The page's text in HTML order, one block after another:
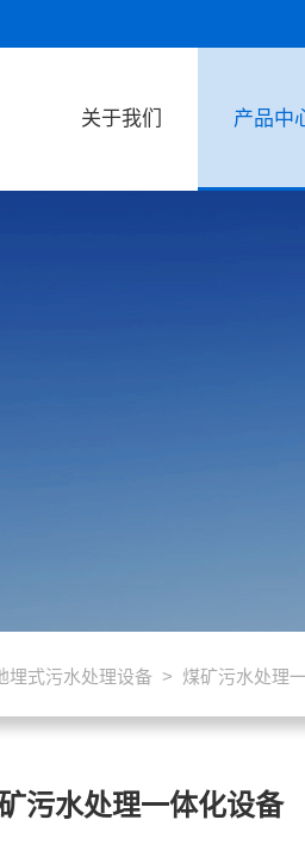
关于我们 产品中
埋式污水处理设备 > 煤矿污水处理
污水处理一体化设备